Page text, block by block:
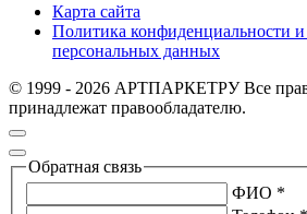
Карта сайта
Политика конфиденциальности и
персональных данных
© 1999 - 2026 АРТПАРКЕТРУ Все
принадлежат правообладателю.
Обратная связь
ФИО *